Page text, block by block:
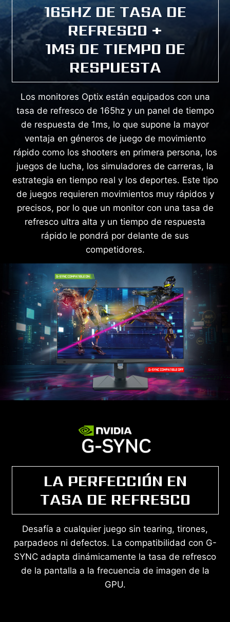
165HZ DE TASA DE
REFRESCO +
1MS DE TIEMPO DE
RESPUESTA
Los monitores Optix están equipados con una
tasa de refresco de 165hz y un panel de tiempo
de respuesta de 1ms, lo que supone la mayor
ventaja en géneros de juego de movimiento
rápido como los shooters en primera persona, los
juegos de lucha, los simuladores de carreras, la
estrategia en tiempo real y los deportes. Este tipo
de juegos requieren movimientos muy rápidos y
precisos, por lo que un monitor con una tasa de
refresco ultra alta y un tiempo de respuesta
rápido le pondrá por delante de sus
competidores.
LA PERFECCIÓN EN
TASA DE REFRESCO
Desafía a cualquier juego sin tearing, tirones,
parpadeos ni defectos. La compatibilidad con G-
SYNC adapta dinámicamente la tasa de refresco
de la pantalla a la frecuencia de imagen de la
GPU.